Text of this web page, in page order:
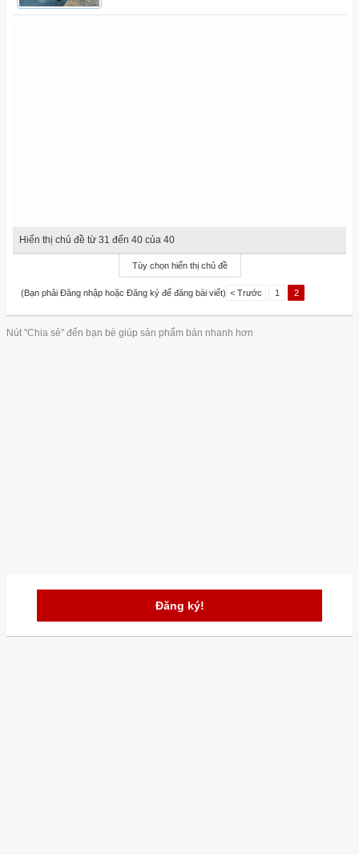
Hiển thị chủ đề từ 31 đến 40 của 40
Tùy chọn hiển thị chủ đề
(Bạn phải Đăng nhập hoặc Đăng ký để đăng bài viết) < Trước 1 2
Nút "Chia sẻ" đến bạn bè giúp sản phẩm bán nhanh hơn
Đăng ký!